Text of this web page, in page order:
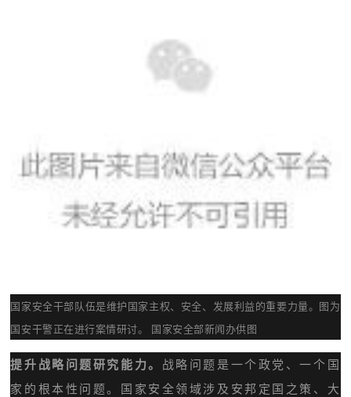
国家安全干部队伍是维护国家主权、安全、发展利益的重要力量。图为
国安干警正在进行案情研讨。 国家安全部新闻办供图
提升战略问题研究能力。 战略问题是一个政党、一个国
家的根本性问题。国家安全领域涉及安邦定国之策、大